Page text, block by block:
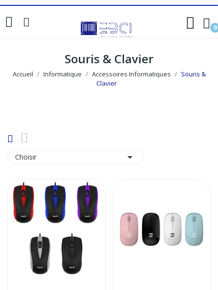
0
Souris & Clavier
Accueil Informatique Accessoires Informatiques
Souris &
Clavier
Choisir 